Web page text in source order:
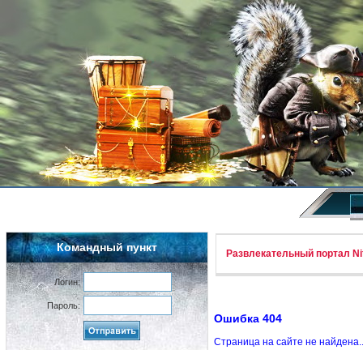
Командный пункт
Логин:
Пароль:
Развлекательный портал
Ошибка 404
Страница на сайте не